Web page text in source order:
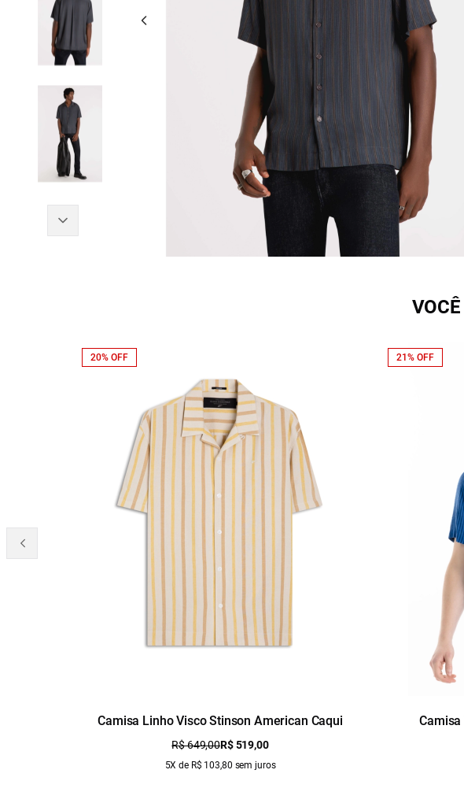
Camisa Linho Visco Stinson American Caqui
R$ 649,00R$ 519,00
5X de R$ 103,80 sem juros
20% OFF 21% OFF